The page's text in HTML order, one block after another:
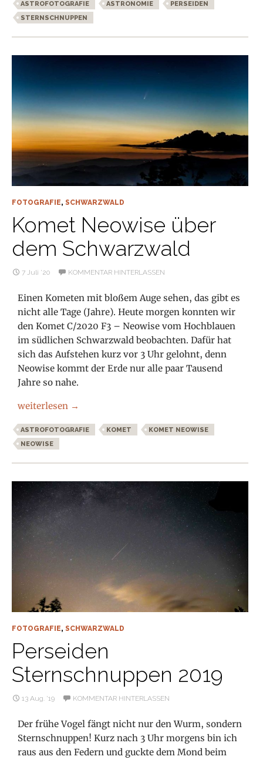
ASTROFOTOGRAFIE ASTRONOMIE
PERSEIDEN
STERNSCHNUPPEN
FOTOGRAFIE, SCHWARZWALD
Komet Neowise über
dem Schwarzwald
7 Juli ’20 KOMMENTAR HINTERLASSEN
Einen Kometen mit bloßem Auge sehen, das gibt es
nicht alle Tage (Jahre). Heute morgen konnten wir
den Komet C/2020 F3 – Neowise vom Hochblauen
im südlichen Schwarzwald beobachten. Dafür hat
sich das Aufstehen kurz vor 3 Uhr gelohnt, denn
Neowise kommt der Erde nur alle paar Tausend
Jahre so nahe.
Komet Neowise über dem Schwarzwald
weiterlesen →
ASTROFOTOGRAFIE KOMET
KOMET NEOWISE
NEOWISE
FOTOGRAFIE, SCHWARZWALD
Perseiden
Sternschnuppen 2019
13 Aug. ’19 KOMMENTAR HINTERLASSEN
Der frühe Vogel fängt nicht nur den Wurm, sondern
Sternschnuppen! Kurz nach 3 Uhr morgens bin ich
raus aus den Federn und guckte dem Mond beim